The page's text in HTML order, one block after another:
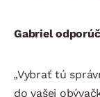
Gabriel
„Vybrať tú
do vašej